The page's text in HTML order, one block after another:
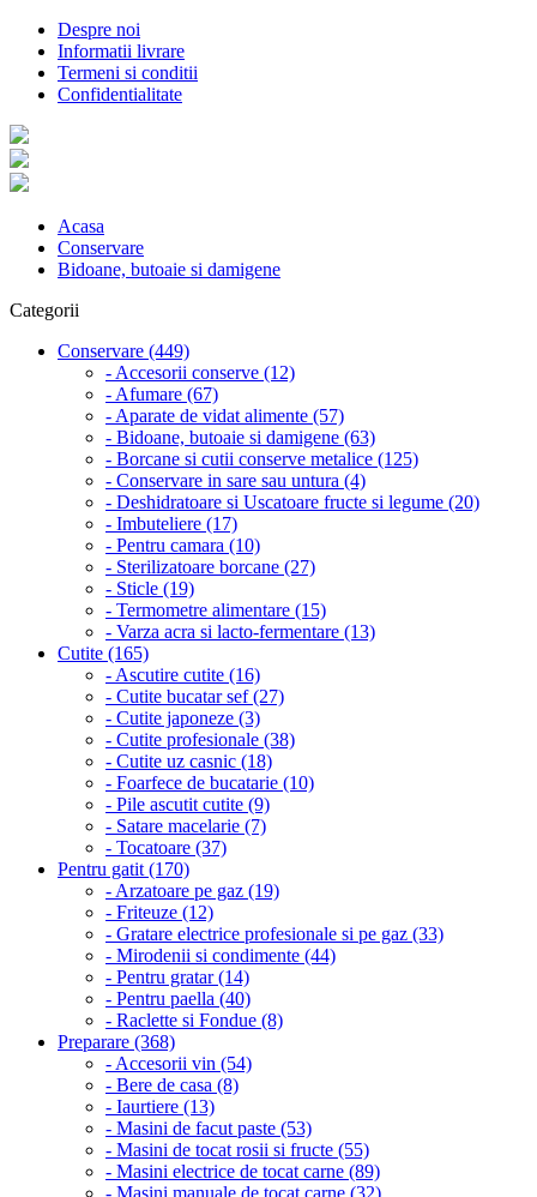
Despre noi
Informatii livrare
Termeni si conditii
Confidentialitate
Acasa
Conservare
Bidoane, butoaie si damigene
Categorii
Conservare (449)
- Accesorii conserve (12)
- Afumare (67)
- Aparate de vidat alimente (57)
- Bidoane, butoaie si damigene (63)
- Borcane si cutii conserve metalice (125)
- Conservare in sare sau untura (4)
- Deshidratoare si Uscatoare fructe si legume (20)
- Imbuteliere (17)
- Pentru camara (10)
- Sterilizatoare borcane (27)
- Sticle (19)
- Termometre alimentare (15)
- Varza acra si lacto-fermentare (13)
Cutite (165)
- Ascutire cutite (16)
- Cutite bucatar sef (27)
- Cutite japoneze (3)
- Cutite profesionale (38)
- Cutite uz casnic (18)
- Foarfece de bucatarie (10)
- Pile ascutit cutite (9)
- Satare macelarie (7)
- Tocatoare (37)
Pentru gatit (170)
- Arzatoare pe gaz (19)
- Friteuze (12)
- Gratare electrice profesionale si pe gaz (33)
- Mirodenii si condimente (44)
- Pentru gratar (14)
- Pentru paella (40)
- Raclette si Fondue (8)
Preparare (368)
- Accesorii vin (54)
- Bere de casa (8)
- Iaurtiere (13)
- Masini de facut paste (53)
- Masini de tocat rosii si fructe (55)
- Masini electrice de tocat carne (89)
- Masini manuale de tocat carne (32)